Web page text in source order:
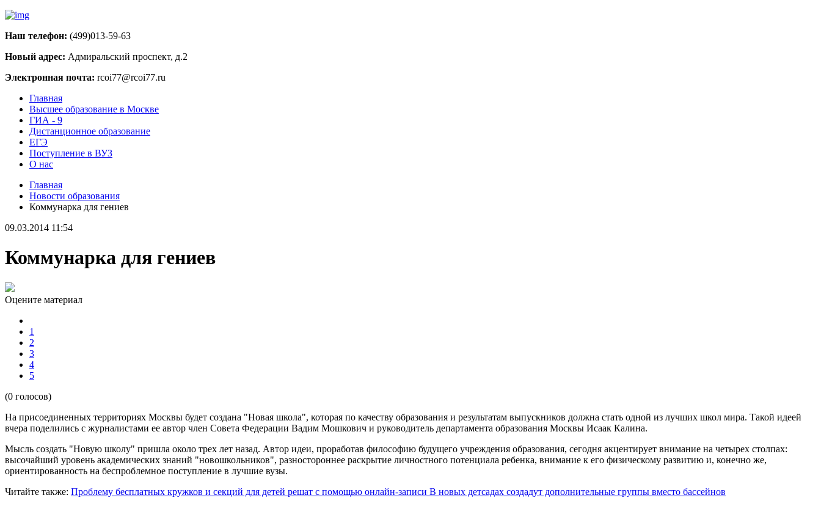
Наш телефон: (499)013-59-63
Новый адрес: Адмиральский проспект, д.2
Электронная почта: rcoi77@rcoi77.ru
Главная
Высшее образование в Москве
ГИА - 9
Дистанционное образование
ЕГЭ
Поступление в ВУЗ
О нас
Главная
Новости образования
Коммунарка для гениев
09.03.2014 11:54
Коммунарка для гениев
Оцените материал
1
2
3
4
5
(0 голосов)
На присоединенных территориях Москвы будет создана "Новая школа", которая по качеству образования и результатам выпускников должна стать одной из лучших школ мира. Такой идеей
вчера поделились с журналистами ее автор член Совета Федерации Вадим Мошкович и руководитель департамента образования Москвы Исаак Калина.
Мысль создать "Новую школу" пришла около трех лет назад. Автор идеи, проработав философию будущего учреждения образования, сегодня акцентирует внимание на четырех столпах:
высочайший уровень академических знаний "новошкольников", разностороннее раскрытие личностного потенциала ребенка, внимание к его физическому развитию и, конечно же,
ориентированность на беспроблемное поступление в лучшие вузы.
Читайте также: Проблему бесплатных кружков и секций для детей решат с помощью онлайн-записи В новых детсадах создадут дополнительные группы вместо бассейнов